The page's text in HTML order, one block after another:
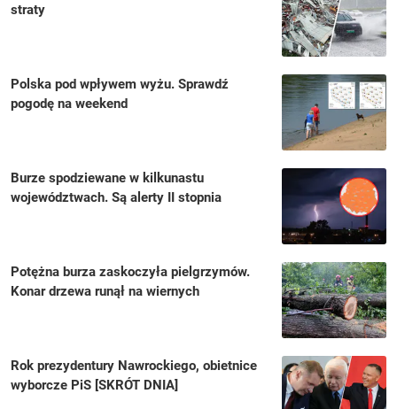
straty
Polska pod wpływem wyżu. Sprawdź
pogodę na weekend
Burze spodziewane w kilkunastu
województwach. Są alerty II stopnia
Potężna burza zaskoczyła pielgrzymów.
Konar drzewa runął na wiernych
Rok prezydentury Nawrockiego, obietnice
wyborcze PiS [SKRÓT DNIA]